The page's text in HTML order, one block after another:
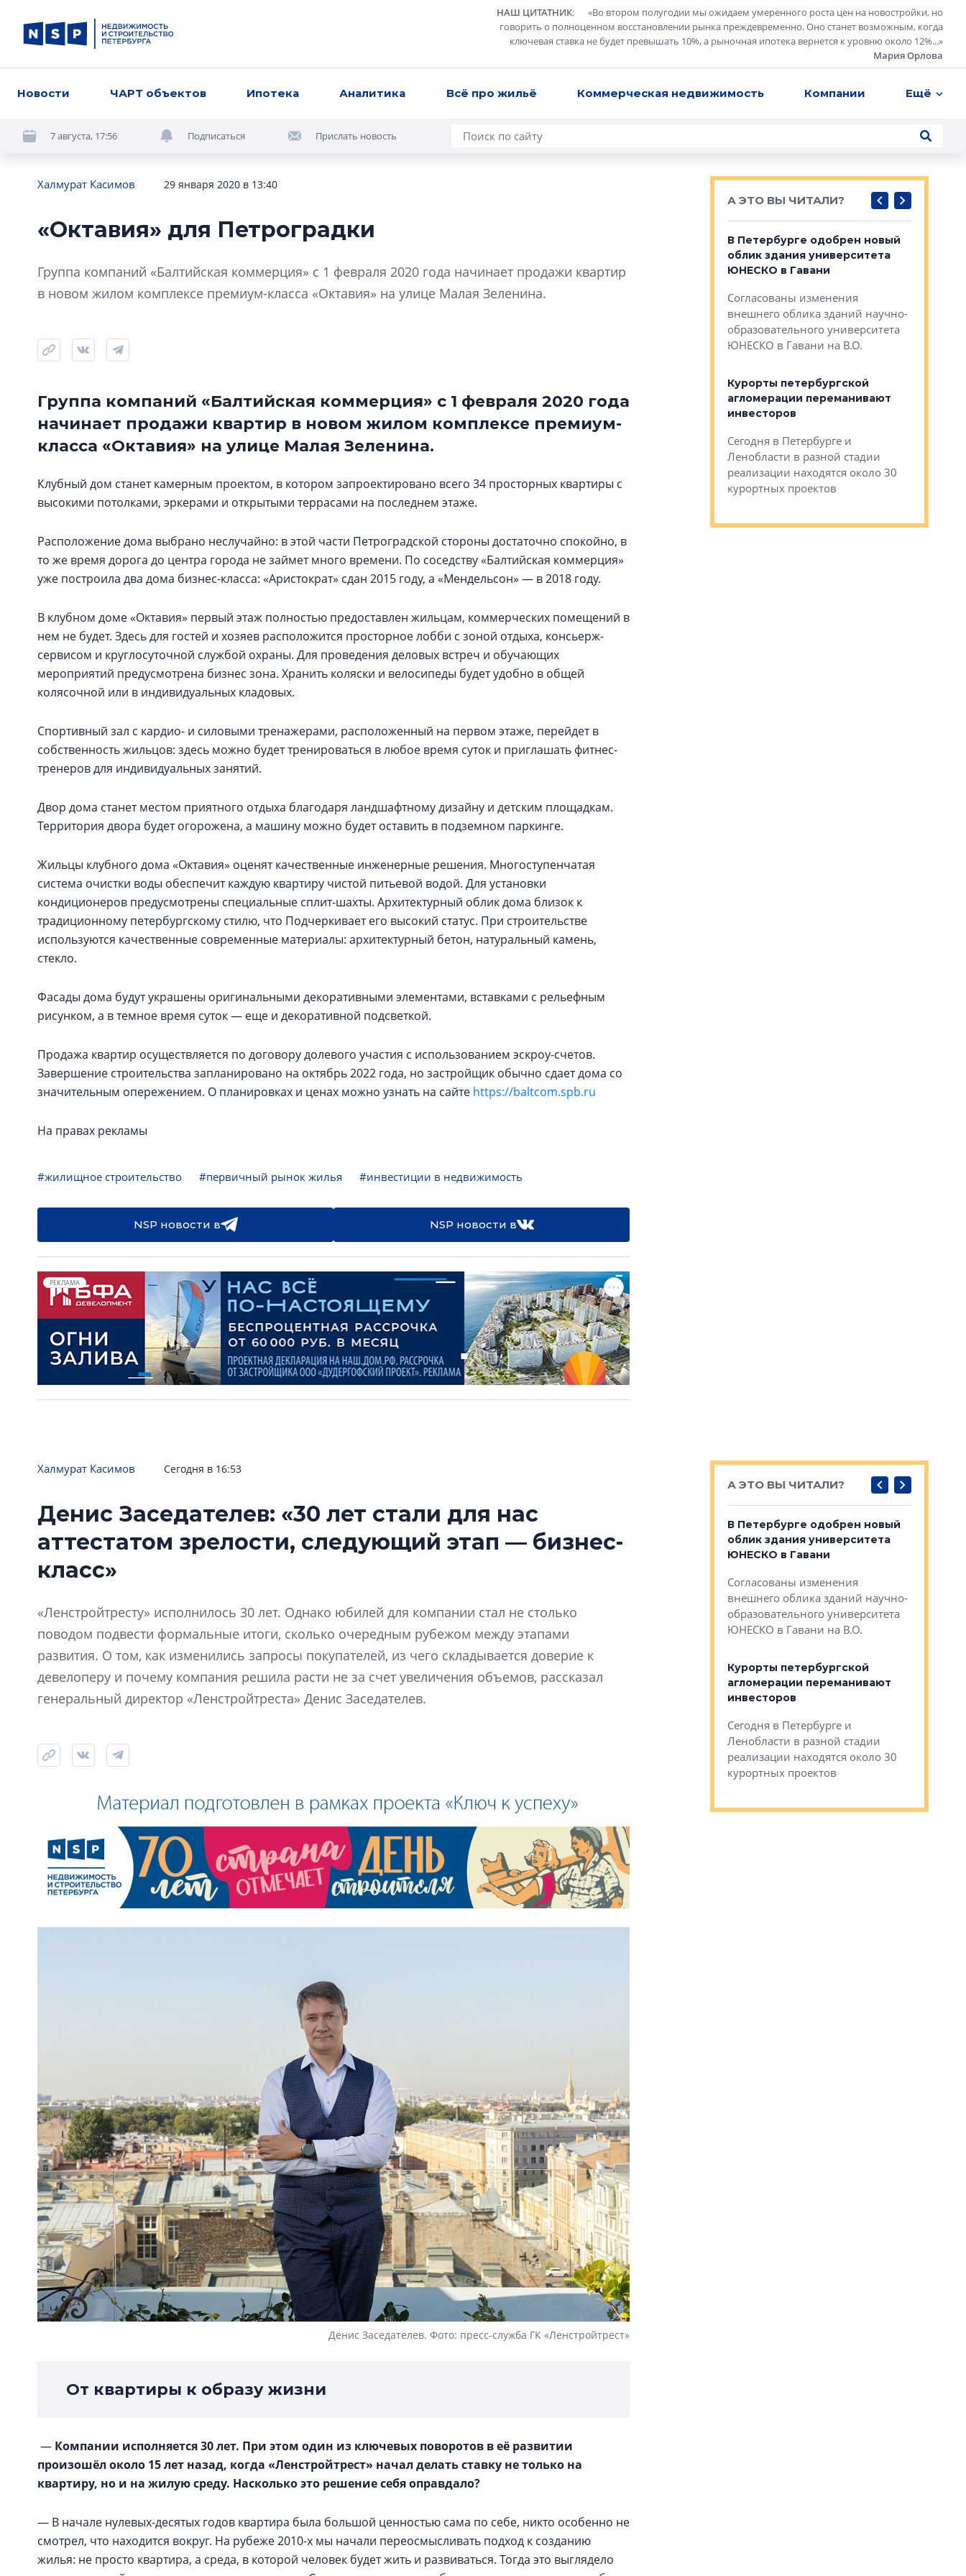
НАШ ЦИТАТНИК: «Во втором полугодии мы ожидаем умеренного роста цен на новостройки, но
говорить о полноценном восстановлении рынка преждевременно. Оно станет возможным, когда
ключевая ставка не будет превышать 10%, а рыночная ипотека вернется к уровню около 12%...»
Мария Орлова
Новости ЧАРТ объектов Ипотека Аналитика Всё про жильё Коммерческая недвижимость Компании Ещё
7 августа, 17:56 Подписаться Прислать новость
Халмурат Касимов 29 января 2020 в 13:40
«Октавия» для Петроградки
Группа компаний «Балтийская коммерция» с 1 февраля 2020 года начинает продажи квартир
в новом жилом комплексе премиум-класса «Октавия» на улице Малая Зеленина.
Группа компаний «Балтийская коммерция» с 1 февраля 2020 года
начинает продажи квартир в новом жилом комплексе премиум-
класса «Октавия» на улице Малая Зеленина.
Клубный дом станет камерным проектом, в котором запроектировано всего 34 просторных квартиры с
высокими потолками, эркерами и открытыми террасами на последнем этаже.
Расположение дома выбрано неслучайно: в этой части Петроградской стороны достаточно спокойно, в
то же время дорога до центра города не займет много времени. По соседству «Балтийская коммерция»
уже построила два дома бизнес-класса: «Аристократ» сдан 2015 году, а «Мендельсон» — в 2018 году.
В клубном доме «Октавия» первый этаж полностью предоставлен жильцам, коммерческих помещений в
нем не будет. Здесь для гостей и хозяев расположится просторное лобби с зоной отдыха, консьерж-
сервисом и круглосуточной службой охраны. Для проведения деловых встреч и обучающих
мероприятий предусмотрена бизнес зона. Хранить коляски и велосипеды будет удобно в общей
колясочной или в индивидуальных кладовых.
Спортивный зал с кардио- и силовыми тренажерами, расположенный на первом этаже, перейдет в
собственность жильцов: здесь можно будет тренироваться в любое время суток и приглашать фитнес-
тренеров для индивидуальных занятий.
Двор дома станет местом приятного отдыха благодаря ландшафтному дизайну и детским площадкам.
Территория двора будет огорожена, а машину можно будет оставить в подземном паркинге.
Жильцы клубного дома «Октавия» оценят качественные инженерные решения. Многоступенчатая
система очистки воды обеспечит каждую квартиру чистой питьевой водой. Для установки
кондиционеров предусмотрены специальные сплит-шахты. Архитектурный облик дома близок к
традиционному петербургскому стилю, что Подчеркивает его высокий статус. При строительстве
используются качественные современные материалы: архитектурный бетон, натуральный камень,
стекло.
Фасады дома будут украшены оригинальными декоративными элементами, вставками с рельефным
рисунком, а в темное время суток — еще и декоративной подсветкой.
Продажа квартир осуществляется по договору долевого участия с использованием эскроу-счетов.
Завершение строительства запланировано на октябрь 2022 года, но застройщик обычно сдает дома со
значительным опережением. О планировках и ценах можно узнать на сайте https://baltcom.spb.ru
На правах рекламы
#жилищное строительство #первичный рынок жилья #инвестиции в недвижимость
NSP новости в NSP новости в
РЕКЛАМА
А ЭТО ВЫ ЧИТАЛИ?
Усадьба Торосово — антидот от
эпохи фальш-панелей
Центробанк: квартиры в домах
2020-2026 годов постройки на 9%
дешевле строящихся
В Петербурге одобрен новый
облик здания университета
ЮНЕСКО в Гавани
Согласованы изменения
внешнего облика зданий научно-
образовательного университета
ЮНЕСКО в Гавани на В.О.
Курорты петербургской
агломерации переманивают
инвесторов
Сегодня в Петербурге и
Ленобласти в разной стадии
реализации находятся около 30
курортных проектов
Халмурат Касимов Сегодня в 16:53
Денис Заседателев: «30 лет стали для нас
аттестатом зрелости, следующий этап — бизнес-
класс»
«Ленстройтресту» исполнилось 30 лет. Однако юбилей для компании стал не столько
поводом подвести формальные итоги, сколько очередным рубежом между этапами
развития. О том, как изменились запросы покупателей, из чего складывается доверие к
девелоперу и почему компания решила расти не за счет увеличения объемов, рассказал
генеральный директор «Ленстройтреста» Денис Заседателев.
Денис Заседателев. Фото: пресс-служба ГК «Ленстройтрест»
От квартиры к образу жизни
— Компании исполняется 30 лет. При этом один из ключевых поворотов в её развитии
произошёл около 15 лет назад, когда «Ленстройтрест» начал делать ставку не только на
квартиру, но и на жилую среду. Насколько это решение себя оправдало?
— В начале нулевых-десятых годов квартира была большой ценностью сама по себе, никто особенно не
смотрел, что находится вокруг. На рубеже 2010-х мы начали переосмысливать подход к созданию
жилья: не просто квартира, а среда, в которой человек будет жить и развиваться. Тогда это выглядело
А ЭТО ВЫ ЧИТАЛИ?
от эпохи фальш-панелей
Центробанк: квартиры в домах
2020-2026 годов постройки на
9% дешевле строящихся
Центробанк: квартиры в домах
В Петербурге одобрен новый
облик здания университета
ЮНЕСКО в Гавани
Согласованы изменения
внешнего облика зданий научно-
образовательного университета
ЮНЕСКО в Гавани на В.О.
Курорты петербургской
агломерации переманивают
инвесторов
Сегодня в Петербурге и
Ленобласти в разной стадии
реализации находятся около 30
курортных проектов